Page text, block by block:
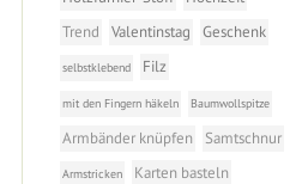
Trend
Valentinstag Geschenk
selbstklebend Filz
mit den Fingern häkeln Baumwollspitze
Armbänder knüpfen Samtschnur
Armstricken
Karten basteln